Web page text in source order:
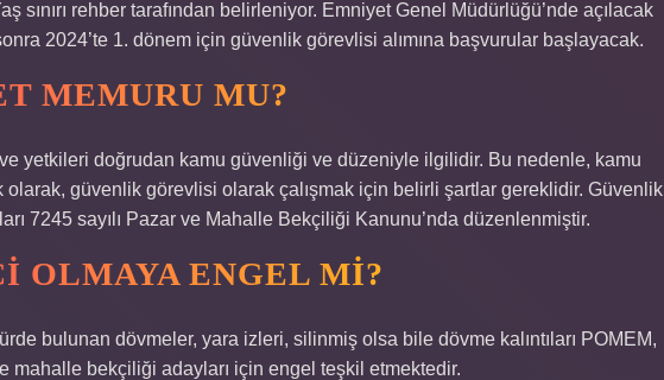
sınırı rehber tarafından belirleniyor. Emniyet Genel Müdürlüğü’nde açılacak
2024’te 1. dönem için güvenlik görevlisi alımına başvurular başlayacak.
MEMURU MU?
yetkileri doğrudan kamu güvenliği ve düzeniyle ilgilidir. Bu nedenle, kamu
olarak, güvenlik görevlisi olarak çalışmak için belirli şartlar gereklidir. Güvenlik
7245 sayılı Pazar ve Mahalle Bekçiliği Kanunu’nda düzenlenmiştir.
OLMAYA ENGEL MI?
bulunan dövmeler, yara izleri, silinmiş olsa bile dövme kalıntıları POMEM,
mahalle bekçiliği adayları için engel teşkil etmektedir.